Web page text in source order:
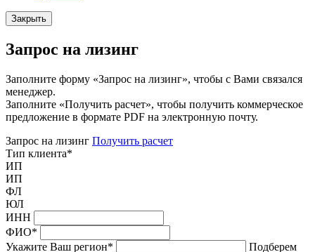
Закрыть
Запрос на лизинг
Заполните форму «Запрос на лизинг», чтобы с Вами связался
менеджер.
Заполните «Получить расчет», чтобы получить коммерческое
предложение в формате PDF на электронную почту.
Запрос на лизинг Получить расчет
Тип клиента*
ИП
ИП
ФЛ
ЮЛ
ИНН
ФИО*
Укажите Ваш регион*
Подберем